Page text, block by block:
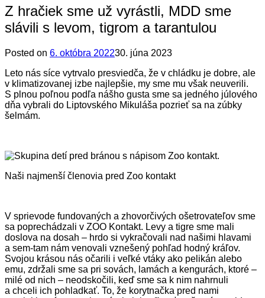
Z hračiek sme už vyrástli, MDD sme
slávili s levom, tigrom a tarantulou
Posted on 6. októbra 202230. júna 2023
Leto nás síce vytrvalo presviedča, že v chládku je dobre, ale
v klimatizovanej izbe najlepšie, my sme mu však neuverili.
S plnou poľnou podľa nášho gusta sme sa jedného júlového
dňa vybrali do Liptovského Mikuláša pozrieť sa na zúbky
šelmám.
Naši najmenší členovia pred Zoo kontakt
V sprievode fundovaných a zhovorčivých ošetrovateľov sme
sa poprechádzali v ZOO Kontakt. Levy a tigre sme mali
doslova na dosah – hrdo si vykračovali nad našimi hlavami
a sem-tam nám venovali vznešený pohľad hodný kráľov.
Svojou krásou nás očarili i veľké vtáky ako pelikán alebo
emu, zdržali sme sa pri sovách, lamách a kengurách, ktoré –
milé od nich – neodskočili, keď sme sa k nim nahrnuli
a chceli ich pohladkať. To, že korytnačka pred nami